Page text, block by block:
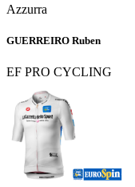
Azzurra
GUERREIRO Ruben
EF PRO CYCLING